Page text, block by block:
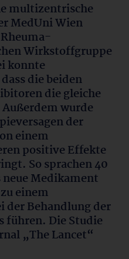
multizentrische
MedUni Wien
Wirkstoffgruppe
konnte
die beiden
die gleiche
wurde
der
einem
positive Effekte
So sprachen 40
Medikament
einem
der Behandlung der
Die Studie
„The Lancet“